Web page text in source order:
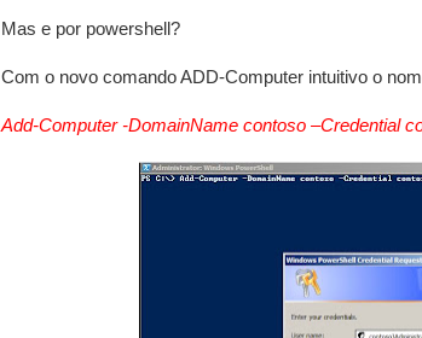
Mas e por powershell?
Com o novo comando ADD-Computer intuitivo o
Add-Computer -DomainName contoso –Credential